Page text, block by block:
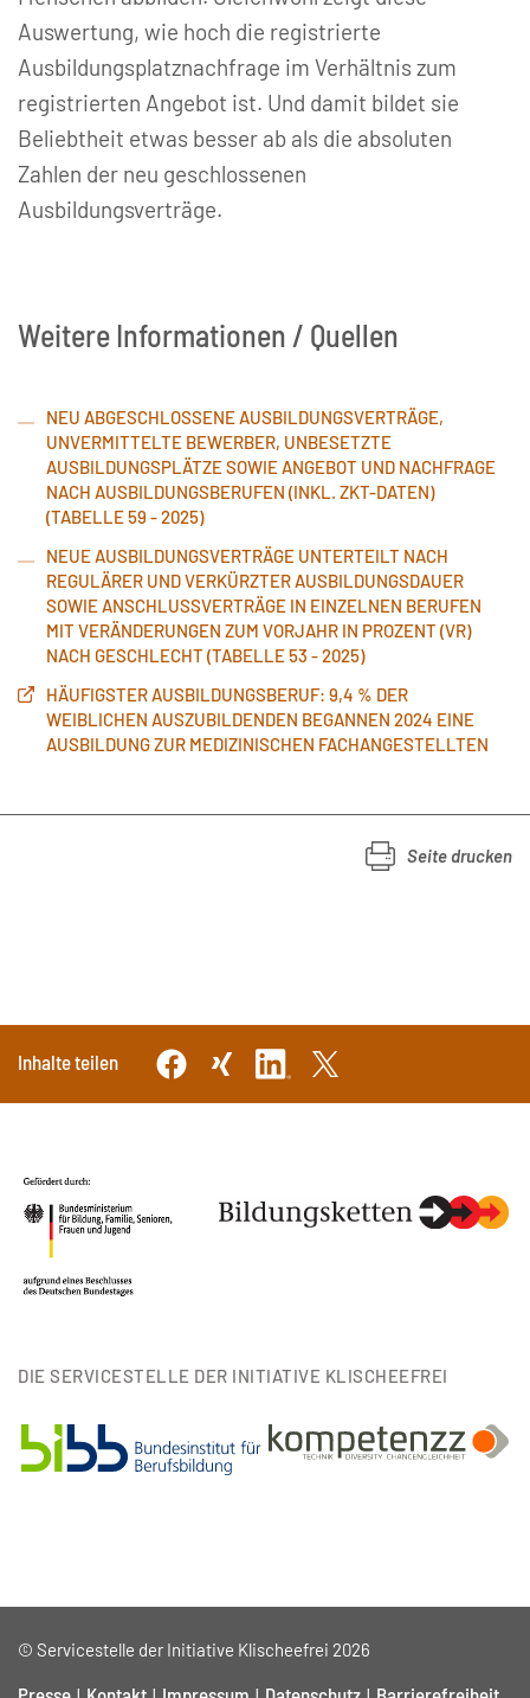
Auswertung, wie hoch die registrierte
Ausbildungsplatznachfrage im Verhältnis zum
registrierten Angebot ist. Und damit bildet sie
Beliebtheit etwas besser ab als die absoluten
Zahlen der neu geschlossenen
Ausbildungsverträge.
Weitere Informationen / Quellen
NEU ABGESCHLOSSENE AUSBILDUNGSVERTRÄGE,
UNVERMITTELTE BEWERBER, UNBESETZTE
AUSBILDUNGSPLÄTZE SOWIE ANGEBOT UND NACHFRAGE
NACH AUSBILDUNGSBERUFEN (INKL. ZKT-DATEN)
(TABELLE 59 - 2025)
NEUE AUSBILDUNGSVERTRÄGE UNTERTEILT NACH
REGULÄRER UND VERKÜRZTER AUSBILDUNGSDAUER
SOWIE ANSCHLUSSVERTRÄGE IN EINZELNEN BERUFEN
MIT VERÄNDERUNGEN ZUM VORJAHR IN PROZENT (VR)
NACH GESCHLECHT (TABELLE 53 - 2025)
HÄUFIGSTER AUSBILDUNGSBERUF: 9,4 % DER
WEIBLICHEN AUSZUBILDENDEN BEGANNEN 2024 EINE
AUSBILDUNG ZUR MEDIZINISCHEN FACHANGESTELLTEN
Seite drucken
Inhalte teilen
DIE SERVICESTELLE DER INITIATIVE KLISCHEEFREI
© Servicestelle der Initiative Klischeefrei 2026